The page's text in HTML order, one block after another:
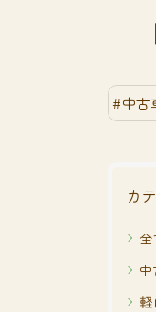
#中古
カ
全
軽